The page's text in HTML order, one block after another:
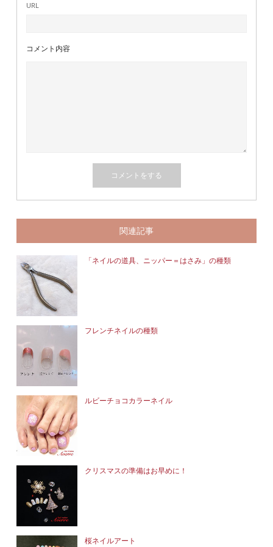
URL
コメント内容
関連記事
「ネイルの道具、ニッパー＝はさみ」の種類
フレンチネイルの種類
ルビーチョコカラーネイル
クリスマスの準備はお早めに！
桜ネイルアート